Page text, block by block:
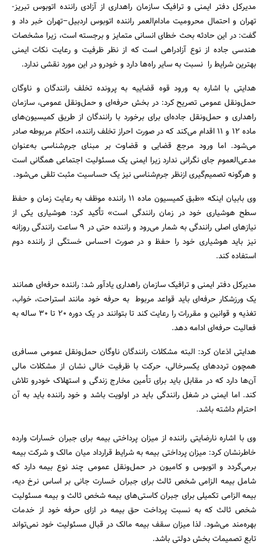
جستجو
مدیرکل دفتر ایمنی و ترافیک سازمان راهداری از آزادی راننده اتوبوس تبریز-
تهران و احتمال محرومیت مادام‌العمر راننده اتوبوس اردبیل–تهران خبر داد و
گفت: در این حادثه بحث خطای انسانی متمایز و برجسته است، زیرا مشخصات
هندسی جاده از نوع آزادراهی است که از نظر ظرفیت و رعایت نکات ایمنی
بهترین شرایط را نسبت به سایر راه‌ها دارد و خودرو در این مورد نقشی ندارد.
هدایتی با اشاره به ورود قوه قضاییه به پرونده تخلف رانندگان و ناوگان
حمل‌ونقل عمومی تصریح کرد: در بخش حرفه‌ای و حمل‌ونقل عمومی، سازمان
راهداری و حمل‌ونقل جاده‌ای برای برخورد با رانندگان از طریق کمیسیون‌های
ماده 12 و 11 اقدام می‌کند که در صورت احراز تخلف راننده، احکام مربوطه صادر
می‌شود. اما ورود مرجع قضایی و قضاوت بر مبنای جرم‌شناسی به‌عنوان
مدعی‌العموم جای نگرانی ندارد زیرا ایمنی یک مسئولیت اجتماعی همگانی است
و هرگونه تصمیم‌گیری ازنظر جرم‌شناسی نیز یک حساسیت مثبت تلقی می‌شود.
وی بابیان اینکه «طبق کمیسیون ماده 11 راننده موظف به رعایت زمان و حفظ
سطح هوشیاری خود در زمان رانندگی است» تأکید کرد: هوشیاری یکی از
نیازهای اصلی رانندگی به شمار می‌رود و راننده حتی در 9 ساعت رانندگی روزانه
نیز باید هوشیاری خود را حفظ و در صورت احساس خستگی از راننده دوم
استفاده کند.
مدیرکل دفتر ایمنی و ترافیک سازمان راهداری یادآور شد: راننده حرفه‌ای همانند
یک ورزشکار حرفه‌ای باید قواعد مربوط به حرفه خود مانند استراحت، خواب،
تغذیه و قوانین و مقررات را رعایت کند تا بتوانند در یک دوره 20 تا 30 ساله به
فعالیت حرفه‌ای ادامه دهد.
هدایتی اذعان کرد: البته مشکلات رانندگان ناوگان حمل‌و‌نقل عمومی مسافری
همچون ترددهای یکسرخالی، حرکت با ظرفیت خالی نشان از مشکلات مالی
آن‌ها دارد که در مقابل باید برای تأمین مخارج زندگی و استهلاک خودرو تلاش
کند. اما ایمنی در شغل رانندگی باید در اولویت باشد و خود راننده باید به آن
احترام داشته باشد.
وی با اشاره نارضایتی راننده از میزان پرداختی بیمه برای جبران خسارات وارده
خاطرنشان کرد: میزان پرداختی بیمه به شرایط قرارداد میان مالک و شرکت بیمه‌
برمی‌گردد و اتوبوس و کامیون در حمل‌و‌نقل عمومی چند نوع بیمه دارد که
شامل بیمه الزامی شخص ثالث برای جبران خسارت جانی بر اساس نرخ دیه،
بیمه الزامی تکمیلی برای جبران کاستی‌های بیمه شخص ثالث و بیمه مسئولیت
شخص ثالث که به نسبت پرداخت حق بیمه در ازای حرفه خود از خدمات
بهره‌مند می‌شود. لذا میزان سقف بیمه مالک در قبال مسئولیت خود نمی‌تواند
تابع تصمیمات بخش دولتی باشد.